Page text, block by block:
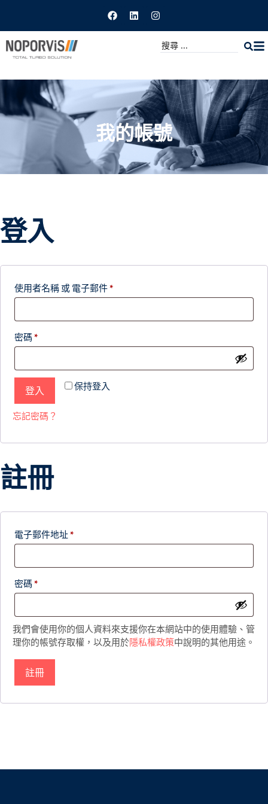
我的帳號
登入
使用者名稱 或 電子郵件*
密碼*
保持登入
登入
忘記密碼？
註冊
電子郵件地址*
密碼*
我們會使用你的個人資料來支援你在本網站中的使用體驗、管
理你的帳號存取權，以及用於隱私權政策中說明的其他用途。
註冊